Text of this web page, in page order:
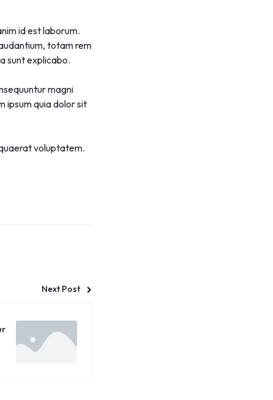
id est laborum.
totam rem
sunt explicabo.
magni
ipsum quia dolor sit
voluptatem.
Next Post